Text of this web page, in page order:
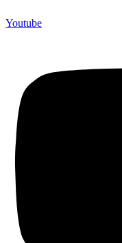
Youtube